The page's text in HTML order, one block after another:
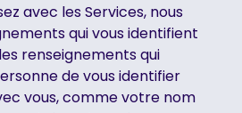
avec les Services, nous
qui vous identifient
renseignements qui
de vous identifier
vous, comme votre nom